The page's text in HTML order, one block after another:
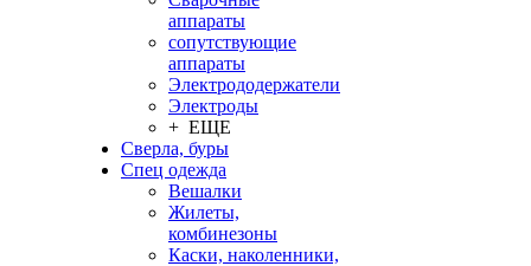
аппараты
сопутствующие
аппараты
Электрододержатели
Электроды
+ ЕЩЕ
Сверла, буры
Спец одежда
Вешалки
Жилеты,
комбинезоны
Каски, наколенники,